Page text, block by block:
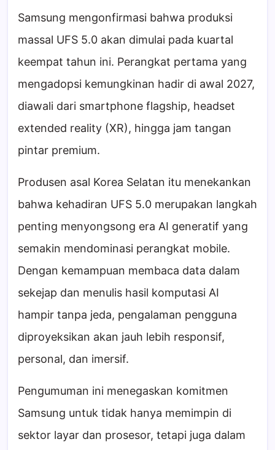
Samsung mengonfirmasi bahwa produksi
massal UFS 5.0 akan dimulai pada kuartal
keempat tahun ini. Perangkat pertama yang
mengadopsi kemungkinan hadir di awal 2027,
diawali dari smartphone flagship, headset
extended reality (XR), hingga jam tangan
pintar premium.
Produsen asal Korea Selatan itu menekankan
bahwa kehadiran UFS 5.0 merupakan langkah
penting menyongsong era AI generatif yang
semakin mendominasi perangkat mobile.
Dengan kemampuan membaca data dalam
sekejap dan menulis hasil komputasi AI
hampir tanpa jeda, pengalaman pengguna
diproyeksikan akan jauh lebih responsif,
personal, dan imersif.
Pengumuman ini menegaskan komitmen
Samsung untuk tidak hanya memimpin di
sektor layar dan prosesor, tetapi juga dalam